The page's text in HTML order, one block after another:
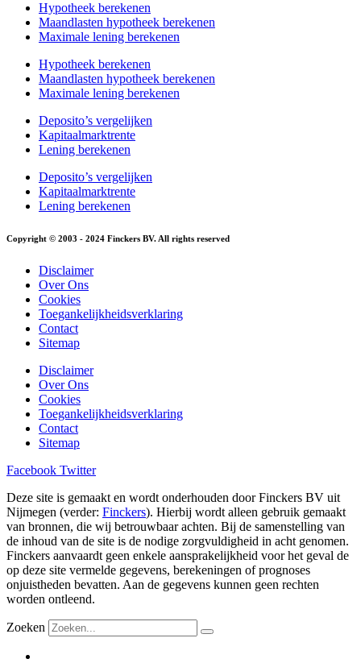
Hypotheek berekenen
Maandlasten hypotheek berekenen
Maximale lening berekenen
Hypotheek berekenen
Maandlasten hypotheek berekenen
Maximale lening berekenen
Deposito’s vergelijken
Kapitaalmarktrente
Lening berekenen
Deposito’s vergelijken
Kapitaalmarktrente
Lening berekenen
Copyright © 2003 - 2024 Finckers BV. All rights reserved
Disclaimer
Over Ons
Cookies
Toegankelijkheidsverklaring
Contact
Sitemap
Disclaimer
Over Ons
Cookies
Toegankelijkheidsverklaring
Contact
Sitemap
Facebook Twitter
Deze site is gemaakt en wordt onderhouden door Finckers BV uit
Nijmegen (verder: Finckers). Hierbij wordt alleen gebruik gemaakt
van bronnen, die wij betrouwbaar achten. Bij de samenstelling van
de inhoud van de site is de nodige zorgvuldigheid in acht genomen.
Finckers aanvaardt geen enkele aansprakelijkheid voor het geval de
op deze site vermelde gegevens, berekeningen of prognoses
onjuistheden bevatten. Aan de gegevens kunnen geen rechten
worden ontleend.
Zoeken